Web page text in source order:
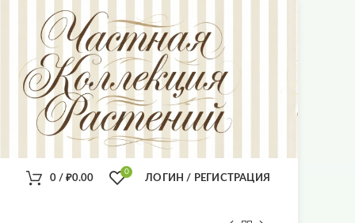
0 / ₽0.00
0
ЛОГИН / РЕГИСТРАЦИЯ